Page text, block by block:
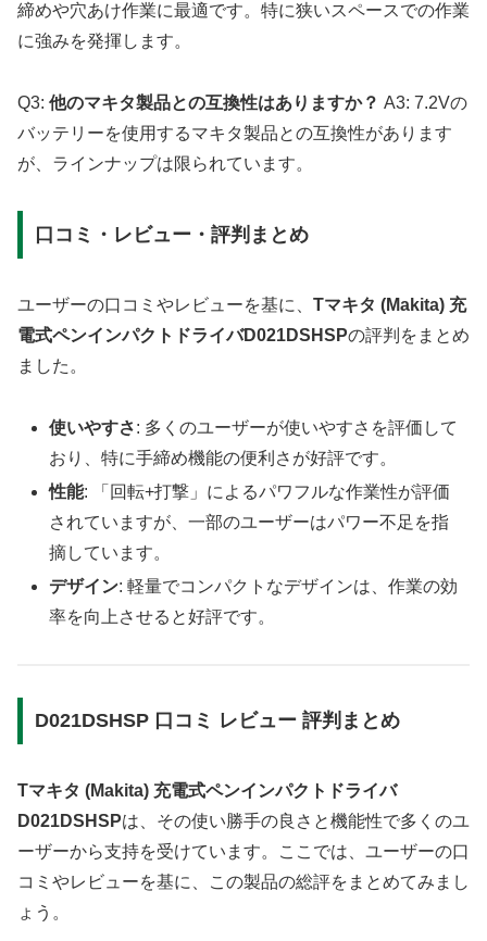
締めや穴あけ作業に最適です。特に狭いスペースでの作業
に強みを発揮します。
Q3: 他のマキタ製品との互換性はありますか？ A3: 7.2Vの
バッテリーを使用するマキタ製品との互換性があります
が、ラインナップは限られています。
口コミ・レビュー・評判まとめ
ユーザーの口コミやレビューを基に、 Tマキタ (Makita) 充
電式ペンインパクトドライバD021DSHSPの評判をまとめ
ました。
使いやすさ: 多くのユーザーが使いやすさを評価して
おり、特に手締め機能の便利さが好評です。
性能: 「回転+打撃」によるパワフルな作業性が評価
されていますが、一部のユーザーはパワー不足を指
摘しています。
デザイン: 軽量でコンパクトなデザインは、作業の効
率を向上させると好評です。
D021DSHSP 口コミ レビュー 評判まとめ
Tマキタ (Makita) 充電式ペンインパクトドライバ
D021DSHSPは、その使い勝手の良さと機能性で多くのユ
ーザーから支持を受けています。ここでは、ユーザーの口
コミやレビューを基に、この製品の総評をまとめてみまし
ょう。